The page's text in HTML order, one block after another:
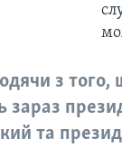
з того,
зараз
та